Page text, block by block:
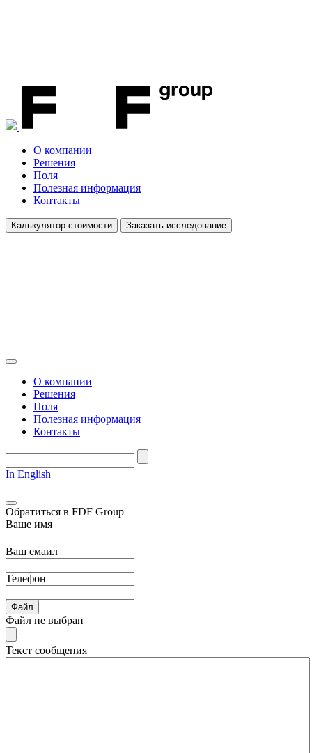
О компании
Решения
Поля
Полезная информация
Контакты
Калькулятор стоимости Заказать исследование
О компании
Решения
Поля
Полезная информация
Контакты
In English
Обратиться в FDF Group
Ваше имя
Ваш емаил
Телефон
Файл
Файл не выбран
Текст сообщения